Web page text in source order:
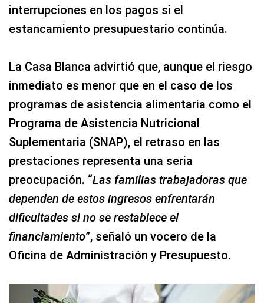
interrupciones en los pagos si el
estancamiento presupuestario continúa.
La Casa Blanca advirtió que, aunque el riesgo
inmediato es menor que en el caso de los
programas de asistencia alimentaria como el
Programa de Asistencia Nutricional
Suplementaria (SNAP), el retraso en las
prestaciones representa una seria
preocupación. “Las familias trabajadoras que
dependen de estos ingresos enfrentarán
dificultades si no se restablece el
financiamiento”, señaló un vocero de la
Oficina de Administración y Presupuesto.